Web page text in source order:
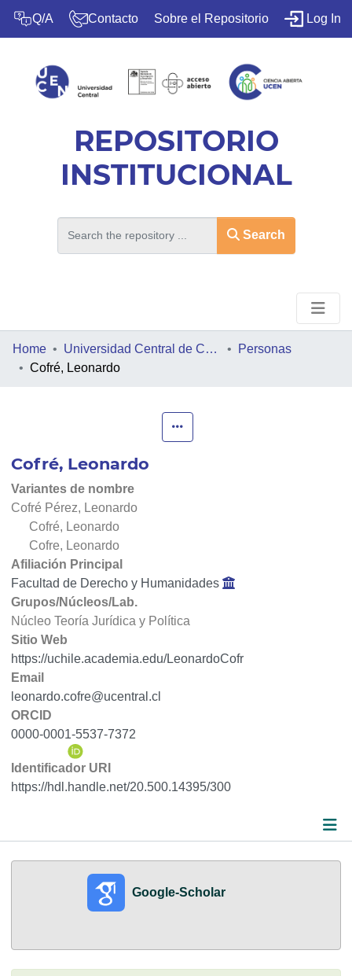
Q/A Contacto Sobre el Repositorio Log In
REPOSITORIO
INSTITUCIONAL
Search
HOME
PROJECTS
FACULTIES
Home Universidad Central de Chile
Personas
Cofré, Leonardo
Cofré, Leonardo
Variantes de nombre
Cofré Pérez, Leonardo
Cofré, Leonardo
Cofre, Leonardo
Afiliación Principal
Facultad de Derecho y Humanidades
Grupos/Núcleos/Lab.
Núcleo Teoría Jurídica y Política
Sitio Web
https://uchile.academia.edu/LeonardoCofr
Email
leonardo.cofre@ucentral.cl
ORCID
0000-0001-5537-7372
Identificador URI
https://hdl.handle.net/20.500.14395/300
Métricas
Detalles
Google-Scholar